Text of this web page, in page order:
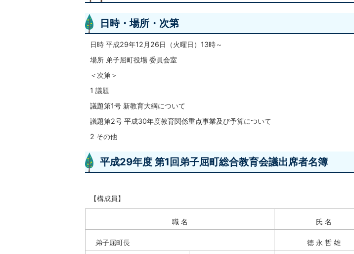
日時・場所・次第
日時 平成29年12月26日（火曜日）13時～
場所 弟子屈町役場 委員会室
＜次第＞
1 議題
議題第1号 新教育大綱について
議題第2号 平成30年度教育関係重点事業及び予算について
2 その他
平成29年度 第1回弟子屈町総合教育会議出席者名簿
【構成員】
職 名 氏 名
弟子屈町長 徳 永 哲 雄